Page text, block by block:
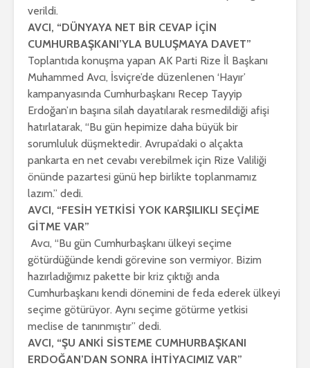
verildi.
AVCI, “DÜNYAYA NET BİR CEVAP İÇİN
CUMHURBAŞKANI’YLA BULUŞMAYA DAVET”
Toplantıda konuşma yapan AK Parti Rize İl Başkanı
Muhammed Avcı, İsviçre’de düzenlenen ‘Hayır’
kampanyasında Cumhurbaşkanı Recep Tayyip
Erdoğan’ın başına silah dayatılarak resmedildiği afişi
hatırlatarak, “Bu gün hepimize daha büyük bir
sorumluluk düşmektedir. Avrupa’daki o alçakta
pankarta en net cevabı verebilmek için Rize Valiliği
önünde pazartesi günü hep birlikte toplanmamız
lazım.” dedi.
AVCI, “FESİH YETKİSİ YOK KARŞILIKLI SEÇİME
GİTME VAR”
Avcı, “Bu gün Cumhurbaşkanı ülkeyi seçime
götürdüğünde kendi görevine son vermiyor. Bizim
hazırladığımız pakette bir kriz çıktığı anda
Cumhurbaşkanı kendi dönemini de feda ederek ülkeyi
seçime götürüyor. Aynı seçime götürme yetkisi
meclise de tanınmıştır” dedi.
AVCI, “ŞU ANKİ SİSTEME CUMHURBAŞKANI
ERDOĞAN’DAN SONRA İHTİYACIMIZ VAR”